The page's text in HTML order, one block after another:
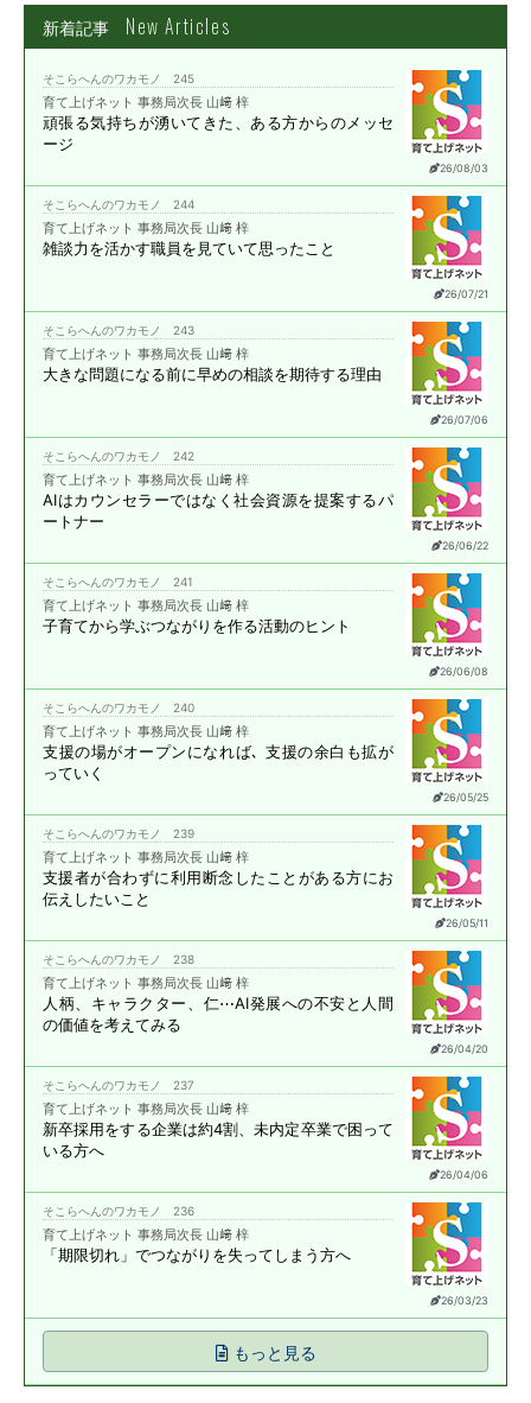
新着記事 New Articles
26/08/03
そこらへんのワカモノ 245
育て上げネット 事務局次長 山﨑 梓
頑張る気持ちが湧いてきた、 ある方からのメッセ
ージ
26/07/21
そこらへんのワカモノ 244
育て上げネット 事務局次長 山﨑 梓
雑談力を活かす職員を見ていて思ったこと
26/07/06
そこらへんのワカモノ 243
育て上げネット 事務局次長 山﨑 梓
大きな問題になる前に早めの相談を期待する理由
26/06/22
そこらへんのワカモノ 242
育て上げネット 事務局次長 山﨑 梓
AIはカウンセラーではなく社会資源を提案するパ
ートナー
26/06/08
そこらへんのワカモノ 241
育て上げネット 事務局次長 山﨑 梓
子育てから学ぶつながりを作る活動のヒント
26/05/25
そこらへんのワカモノ 240
育て上げネット 事務局次長 山﨑 梓
支援の場がオープンになれば､支援の余白も拡が
っていく
26/05/11
そこらへんのワカモノ 239
育て上げネット 事務局次長 山﨑 梓
支援者が合わずに利用断念したことがある方にお
伝えしたいこと
26/04/20
そこらへんのワカモノ 238
育て上げネット 事務局次長 山﨑 梓
人柄、キャラクター、仁⋯AI発展への不安と 人間
の価値を考えてみる
26/04/06
そこらへんのワカモノ 237
育て上げネット 事務局次長 山﨑 梓
新卒採用をする企業は約4割、未内定卒業で困って
いる方へ
26/03/23
そこらへんのワカモノ 236
育て上げネット 事務局次長 山﨑 梓
「期限切れ」でつながりを失ってしまう方へ
もっと見る